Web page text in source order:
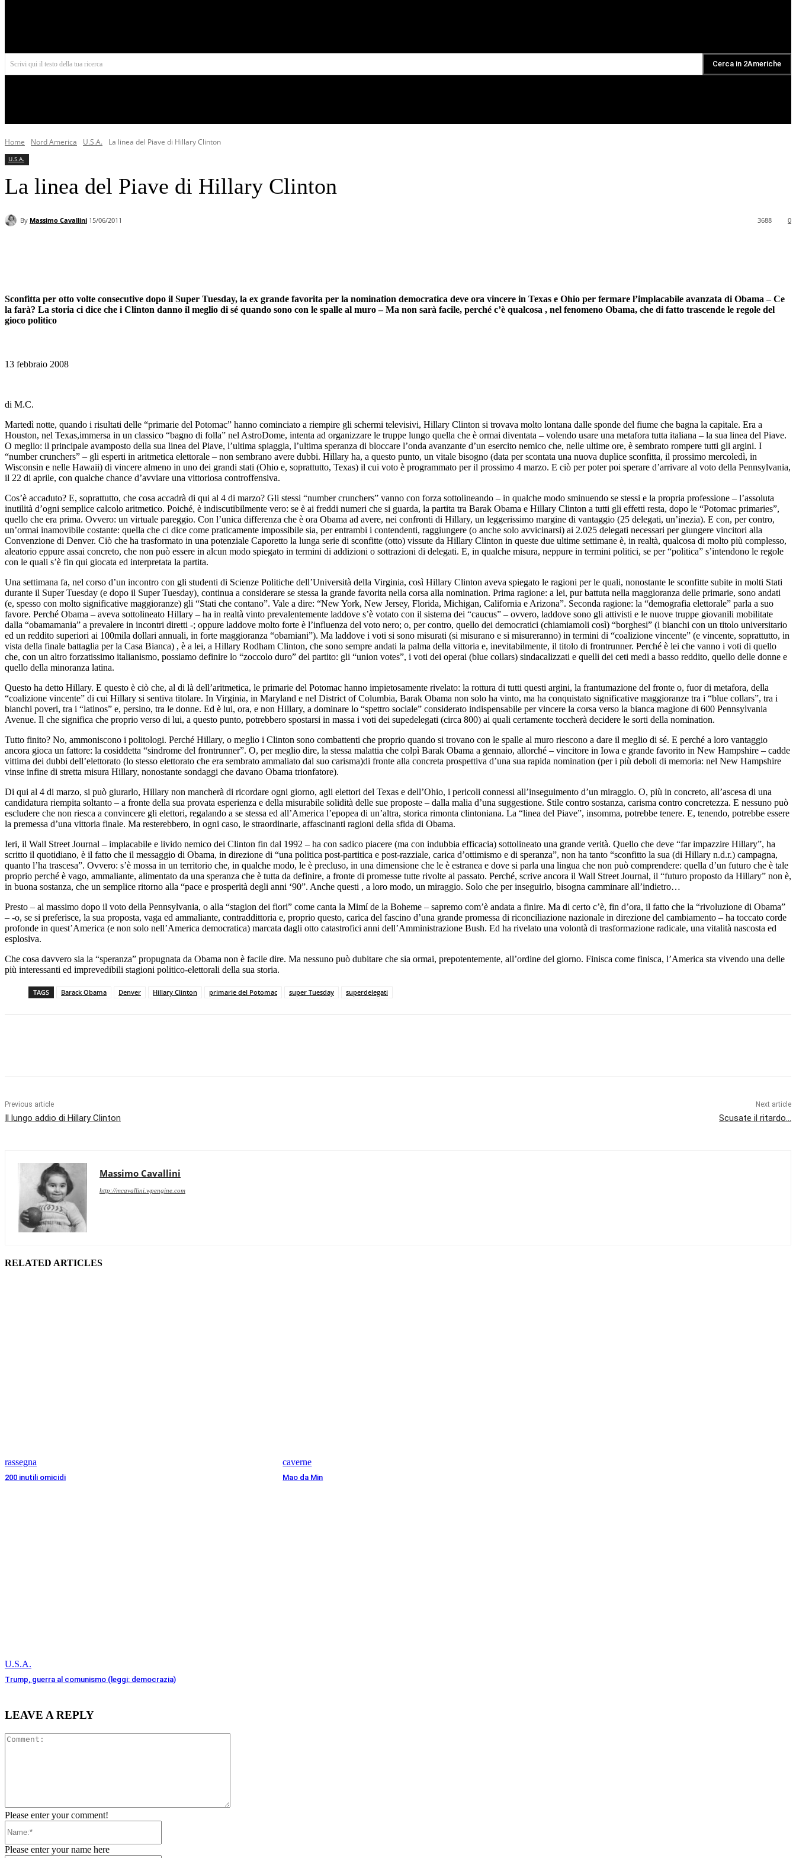
Scrivi qui il testo della tua ricerca Cerca in 2Americhe
Home Nord America U.S.A. La linea del Piave di Hillary Clinton
U.S.A.
La linea del Piave di Hillary Clinton
By Massimo Cavallini 15/06/2011 0
3688
Sconfitta per otto volte consecutive dopo il Super Tuesday, la ex grande favorita per la nomination democratica deve ora vincere in Texas e Ohio per fermare l’implacabile avanzata di Obama – Ce
la farà? La storia ci dice che i Clinton danno il meglio di sé quando sono con le spalle al muro – Ma non sarà facile, perché c’è qualcosa , nel fenomeno Obama, che di fatto trascende le regole del
gioco politico
13 febbraio 2008
di M.C.
Martedì notte, quando i risultati delle “primarie del Potomac” hanno cominciato a riempire gli schermi televisivi, Hillary Clinton si trovava molto lontana dalle sponde del fiume che bagna la capitale. Era a
Houston, nel Texas,immersa in un classico “bagno di folla” nel AstroDome, intenta ad organizzare le truppe lungo quella che è ormai diventata – volendo usare una metafora tutta italiana – la sua linea del Piave.
O meglio: il principale avamposto della sua linea del Piave, l’ultima spiaggia, l’ultima speranza di bloccare l’onda avanzante d’un esercito nemico che, nelle ultime ore, è sembrato rompere tutti gli argini. I
“number crunchers” – gli esperti in aritmetica elettorale – non sembrano avere dubbi. Hillary ha, a questo punto, un vitale bisogno (data per scontata una nuova duplice sconfitta, il prossimo mercoledì, in
Wisconsin e nelle Hawaii) di vincere almeno in uno dei grandi stati (Ohio e, soprattutto, Texas) il cui voto è programmato per il prossimo 4 marzo. E ciò per poter poi sperare d’arrivare al voto della Pennsylvania,
il 22 di aprile, con qualche chance d’avviare una vittoriosa controffensiva.
Cos’è accaduto? E, soprattutto, che cosa accadrà di qui al 4 di marzo? Gli stessi “number crunchers” vanno con forza sottolineando – in qualche modo sminuendo se stessi e la propria professione – l’assoluta
inutilità d’ogni semplice calcolo aritmetico. Poiché, è indiscutibilmente vero: se è ai freddi numeri che si guarda, la partita tra Barak Obama e Hillary Clinton a tutti gli effetti resta, dopo le “Potomac primaries”,
quello che era prima. Ovvero: un virtuale pareggio. Con l’unica differenza che è ora Obama ad avere, nei confronti di Hillary, un leggerissimo margine di vantaggio (25 delegati, un’inezia). E con, per contro,
un’ormai inamovibile costante: quella che ci dice come praticamente impossibile sia, per entrambi i contendenti, raggiungere (o anche solo avvicinarsi) ai 2.025 delegati necessari per giungere vincitori alla
Convenzione di Denver. Ciò che ha trasformato in una potenziale Caporetto la lunga serie di sconfitte (otto) vissute da Hillary Clinton in queste due ultime settimane è, in realtà, qualcosa di molto più complesso,
aleatorio eppure assai concreto, che non può essere in alcun modo spiegato in termini di addizioni o sottrazioni di delegati. E, in qualche misura, neppure in termini politici, se per “politica” s’intendono le regole
con le quali s’è fin qui giocata ed interpretata la partita.
Una settimana fa, nel corso d’un incontro con gli studenti di Scienze Politiche dell’Università della Virginia, così Hillary Clinton aveva spiegato le ragioni per le quali, nonostante le sconfitte subite in molti Stati
durante il Super Tuesday (e dopo il Super Tuesday), continua a considerare se stessa la grande favorita nella corsa alla nomination. Prima ragione: a lei, pur battuta nella maggioranza delle primarie, sono andati
(e, spesso con molto significative maggioranze) gli “Stati che contano”. Vale a dire: “New York, New Jersey, Florida, Michigan, California e Arizona”. Seconda ragione: la “demografia elettorale” parla a suo
favore. Perché Obama – aveva sottolineato Hillary – ha in realtà vinto prevalentemente laddove s’è votato con il sistema dei “caucus” – ovvero, laddove sono gli attivisti e le nuove truppe giovanili mobilitate
dalla “obamamania” a prevalere in incontri diretti -; oppure laddove molto forte è l’influenza del voto nero; o, per contro, quello dei democratici (chiamiamoli così) “borghesi” (i bianchi con un titolo universitario
ed un reddito superiori ai 100mila dollari annuali, in forte maggioranza “obamiani”). Ma laddove i voti si sono misurati (si misurano e si misureranno) in termini di “coalizione vincente” (e vincente, soprattutto, in
vista della finale battaglia per la Casa Bianca) , è a lei, a Hillary Rodham Clinton, che sono sempre andati la palma della vittoria e, inevitabilmente, il titolo di frontrunner. Perché è lei che vanno i voti di quello
che, con un altro forzatissimo italianismo, possiamo definire lo “zoccolo duro” del partito: gli “union votes”, i voti dei operai (blue collars) sindacalizzati e quelli dei ceti medi a basso reddito, quello delle donne e
quello della minoranza latina.
Questo ha detto Hillary. E questo è ciò che, al di là dell’aritmetica, le primarie del Potomac hanno impietosamente rivelato: la rottura di tutti questi argini, la frantumazione del fronte o, fuor di metafora, della
“coalizione vincente” di cui Hillary si sentiva titolare. In Virginia, in Maryland e nel District of Columbia, Barak Obama non solo ha vinto, ma ha conquistato significative maggioranze tra i “blue collars”, tra i
bianchi poveri, tra i “latinos” e, persino, tra le donne. Ed è lui, ora, e non Hillary, a dominare lo “spettro sociale” considerato indispensabile per vincere la corsa verso la bianca magione di 600 Pennsylvania
Avenue. Il che significa che proprio verso di lui, a questo punto, potrebbero spostarsi in massa i voti dei supedelegati (circa 800) ai quali certamente toccherà decidere le sorti della nomination.
Tutto finito? No, ammoniscono i politologi. Perché Hillary, o meglio i Clinton sono combattenti che proprio quando si trovano con le spalle al muro riescono a dare il meglio di sé. E perché a loro vantaggio
ancora gioca un fattore: la cosiddetta “sindrome del frontrunner”. O, per meglio dire, la stessa malattia che colpì Barak Obama a gennaio, allorché – vincitore in Iowa e grande favorito in New Hampshire – cadde
vittima dei dubbi dell’elettorato (lo stesso elettorato che era sembrato ammaliato dal suo carisma)di fronte alla concreta prospettiva d’una sua rapida nomination (per i più deboli di memoria: nel New Hampshire
vinse infine di stretta misura Hillary, nonostante sondaggi che davano Obama trionfatore).
Di qui al 4 di marzo, si può giurarlo, Hillary non mancherà di ricordare ogni giorno, agli elettori del Texas e dell’Ohio, i pericoli connessi all’inseguimento d’un miraggio. O, più in concreto, all’ascesa di una
candidatura riempita soltanto – a fronte della sua provata esperienza e della misurabile solidità delle sue proposte – dalla malia d’una suggestione. Stile contro sostanza, carisma contro concretezza. E nessuno può
escludere che non riesca a convincere gli elettori, regalando a se stessa ed all’America l’epopea di un’altra, storica rimonta clintoniana. La “linea del Piave”, insomma, potrebbe tenere. E, tenendo, potrebbe essere
la premessa d’una vittoria finale. Ma resterebbero, in ogni caso, le straordinarie, affascinanti ragioni della sfida di Obama.
Ieri, il Wall Street Journal – implacabile e livido nemico dei Clinton fin dal 1992 – ha con sadico piacere (ma con indubbia efficacia) sottolineato una grande verità. Quello che deve “far impazzire Hillary”, ha
scritto il quotidiano, è il fatto che il messaggio di Obama, in direzione di “una politica post-partitica e post-razziale, carica d’ottimismo e di speranza”, non ha tanto “sconfitto la sua (di Hillary n.d.r.) campagna,
quanto l’ha trascesa”. Ovvero: s’è mossa in un territorio che, in qualche modo, le è precluso, in una dimensione che le è estranea e dove si parla una lingua che non può comprendere: quella d’un futuro che è tale
proprio perché è vago, ammaliante, alimentato da una speranza che è tutta da definire, a fronte di promesse tutte rivolte al passato. Perché, scrive ancora il Wall Street Journal, il “futuro proposto da Hillary” non è,
in buona sostanza, che un semplice ritorno alla “pace e prosperità degli anni ‘90”. Anche questi , a loro modo, un miraggio. Solo che per inseguirlo, bisogna camminare all’indietro…
Presto – al massimo dopo il voto della Pennsylvania, o alla “stagion dei fiori” come canta la Mimí de la Boheme – sapremo com’è andata a finire. Ma di certo c’è, fin d’ora, il fatto che la “rivoluzione di Obama”
– -o, se si preferisce, la sua proposta, vaga ed ammaliante, contraddittoria e, proprio questo, carica del fascino d’una grande promessa di riconciliazione nazionale in direzione del cambiamento – ha toccato corde
profonde in quest’America (e non solo nell’America democratica) marcata dagli otto catastrofici anni dell’Amministrazione Bush. Ed ha rivelato una volontà di trasformazione radicale, una vitalità nascosta ed
esplosiva.
Che cosa davvero sia la “speranza” propugnata da Obama non è facile dire. Ma nessuno può dubitare che sia ormai, prepotentemente, all’ordine del giorno. Finisca come finisca, l’America sta vivendo una delle
più interessanti ed imprevedibili stagioni politico-elettorali della sua storia.
TAGS Barack Obama Denver Hillary Clinton primarie del Potomac super Tuesday superdelegati
Previous article
Il lungo addio di Hillary Clinton
Next article
Scusate il ritardo…
Massimo Cavallini
http://mcavallini.wpengine.com
RELATED ARTICLES
rassegna
200 inutili omicidi
caverne
Mao da Min
U.S.A.
Trump, guerra al comunismo (leggi: democrazia)
LEAVE A REPLY
Please enter your comment!
Please enter your name here